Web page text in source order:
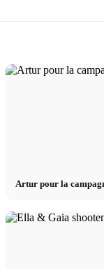
Artur pour la